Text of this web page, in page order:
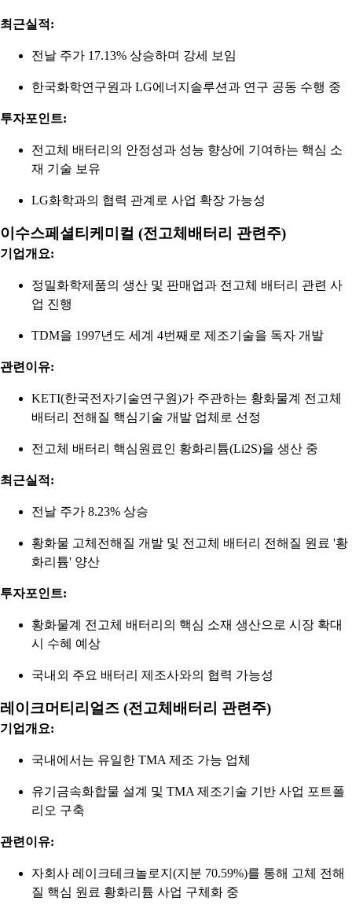
최근실적:
전날 주가 17.13% 상승하며 강세 보임
한국화학연구원과 LG에너지솔루션과 연구 공동 수행 중
투자포인트:
전고체 배터리의 안정성과 성능 향상에 기여하는 핵심 소
재 기술 보유
LG화학과의 협력 관계로 사업 확장 가능성
이수스페셜티케미컬 (전고체배터리 관련주)
기업개요:
정밀화학제품의 생산 및 판매업과 전고체 배터리 관련 사
업 진행
TDM을 1997년도 세계 4번째로 제조기술을 독자 개발
관련이유:
KETI(한국전자기술연구원)가 주관하는 황화물계 전고체
배터리 전해질 핵심기술 개발 업체로 선정
전고체 배터리 핵심원료인 황화리튬(Li2S)을 생산 중
최근실적:
전날 주가 8.23% 상승
황화물 고체전해질 개발 및 전고체 배터리 전해질 원료 '황
화리튬' 양산
투자포인트:
황화물계 전고체 배터리의 핵심 소재 생산으로 시장 확대
시 수혜 예상
국내외 주요 배터리 제조사와의 협력 가능성
레이크머티리얼즈 (전고체배터리 관련주)
기업개요:
국내에서는 유일한 TMA 제조 가능 업체
유기금속화합물 설계 및 TMA 제조기술 기반 사업 포트폴
리오 구축
관련이유:
자회사 레이크테크놀로지(지분 70.59%)를 통해 고체 전해
질 핵심 원료 황화리튬 사업 구체화 중